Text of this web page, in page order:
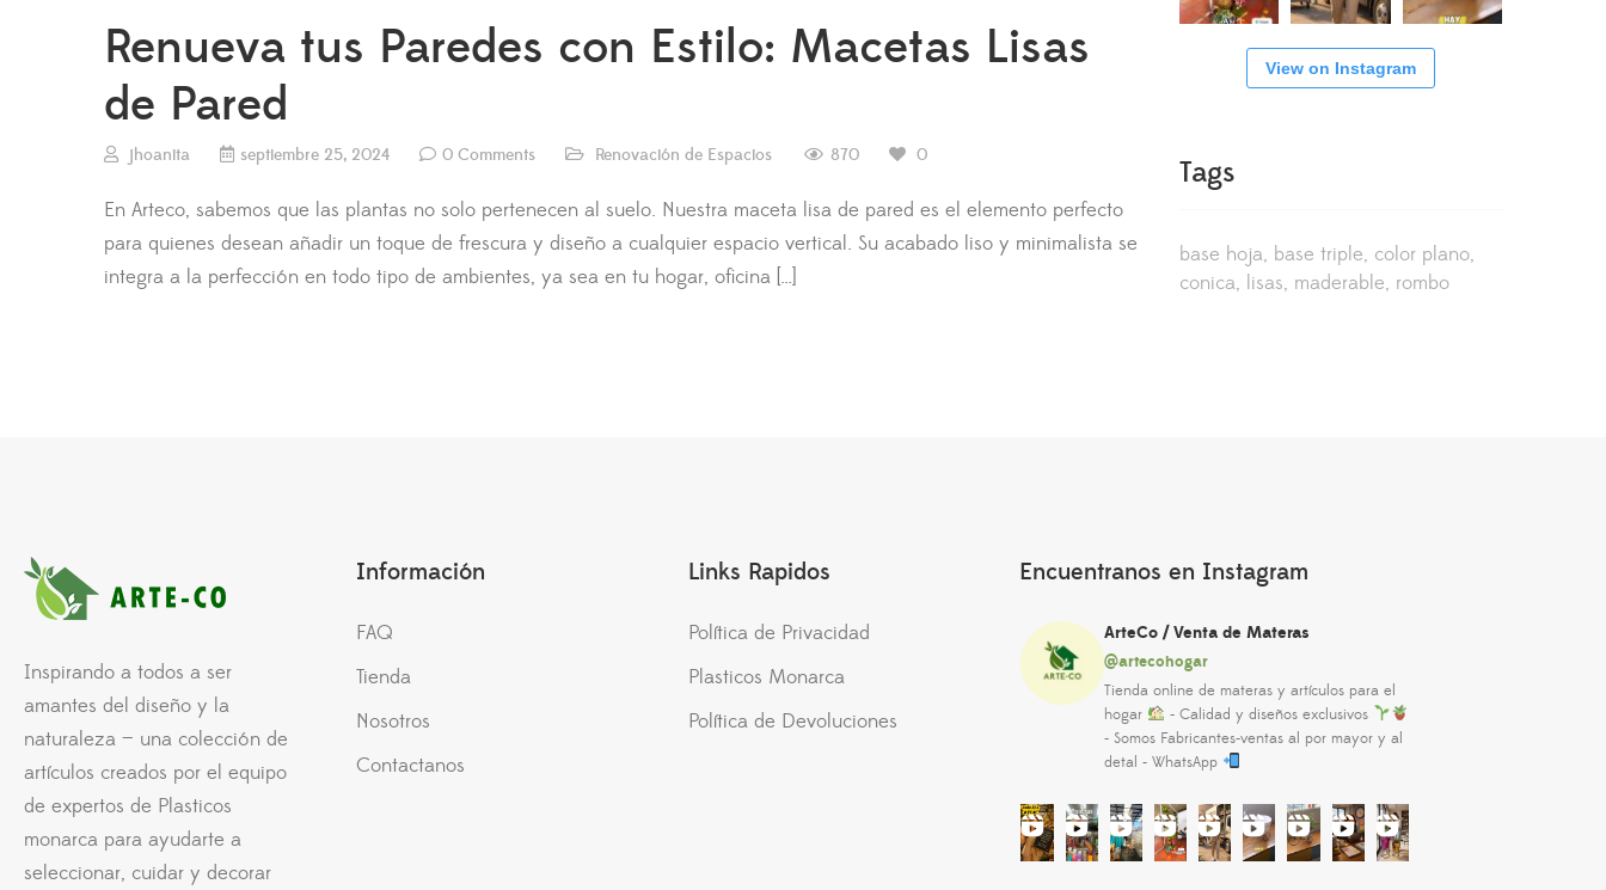
Renueva tus Paredes con Estilo: Macetas Lisas
de Pared
jhoanita septiembre 25, 2024 0 Comments Renovación de Espacios 870 0
En Arteco, sabemos que las plantas no solo pertenecen al suelo. Nuestra maceta lisa de pared es el elemento perfecto
para quienes desean añadir un toque de frescura y diseño a cualquier espacio vertical. Su acabado liso y minimalista se
integra a la perfección en todo tipo de ambientes, ya sea en tu hogar, oficina […]
View on Instagram
Tags
base hoja base triple color plano
conica lisas maderable rombo
Inspirando a todos a ser
amantes del diseño y la
naturaleza — una colección de
artículos creados por el equipo
de expertos de Plasticos
monarca para ayudarte a
seleccionar, cuidar y decorar
Información
FAQ
Tienda
Nosotros
Contactanos
Links Rapidos
Política de Privacidad
Plasticos Monarca
Política de Devoluciones
Encuentranos en Instagram
ArteCo / Venta de Materas
@artecohogar
Tienda online de materas y artículos para el
hogar
- Calidad y diseños exclusivos
- Somos Fabricantes-ventas al por mayor y al
detal - WhatsApp